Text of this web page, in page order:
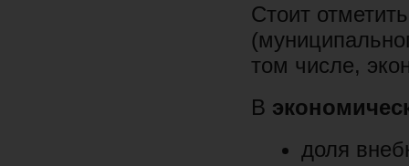
Стоит
том числе,
В
доля